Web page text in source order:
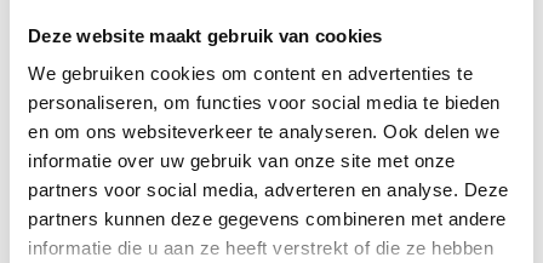
Deze website maakt gebruik van cookies
We gebruiken cookies om content en advertenties te
personaliseren, om functies voor social media te bieden
en om ons websiteverkeer te analyseren. Ook delen we
informatie over uw gebruik van onze site met onze
partners voor social media, adverteren en analyse. Deze
partners kunnen deze gegevens combineren met andere
informatie die u aan ze heeft verstrekt of die ze hebben
Opberg Boxspring - Antislip - Stel zelf ...